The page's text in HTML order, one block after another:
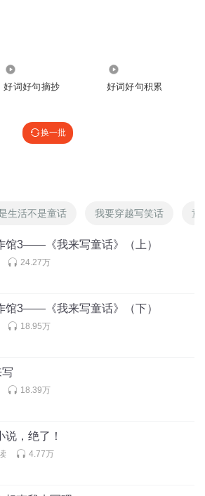
好词好句摘抄 好词好句积累
换一批
生活不是童话 我要穿越写笑话 童
馆3——《我来写童话》（上）
24.27万
馆3——《我来写童话》（下）
18.95万
18.39万
说，绝了！
4.77万